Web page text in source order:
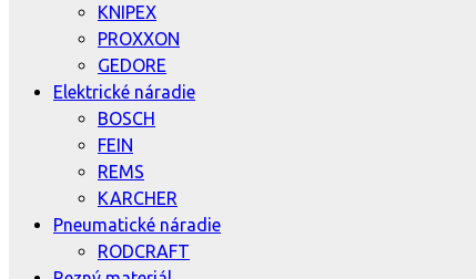
KNIPEX
PROXXON
GEDORE
Elektrické náradie
BOSCH
FEIN
REMS
KARCHER
Pneumatické náradie
RODCRAFT